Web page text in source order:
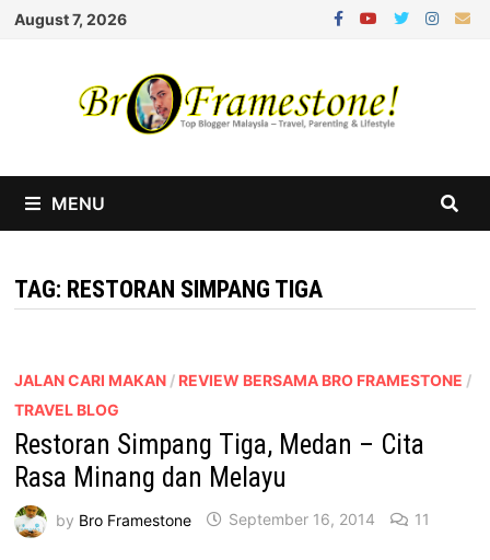
Skip
August 7, 2026
MENU
TAG: RESTORAN SIMPANG TIGA
JALAN CARI MAKAN / REVIEW BERSAMA BRO FRAMESTONE /
TRAVEL BLOG
Restoran Simpang Tiga, Medan – Cita
Rasa Minang dan Melayu
by Bro Framestone September 16, 2014 11